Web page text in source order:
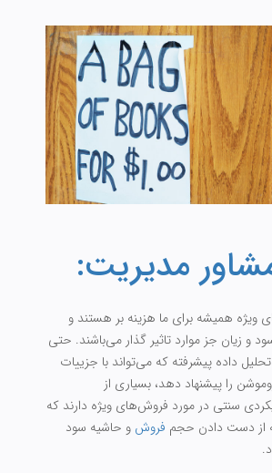
مدیریت:
همیشه برای ما هزینه بر هستند و
و زیان جز موارد تاثیر گذار می‌باشند. حتی
داده پیشرفته که می‌تواند با جزییات
را پیشنهاد دهد، بسیاری از
سنتی در مورد فروش‌های ویژه دارند که
از دست دادن حجم فروش و حاشیه سود